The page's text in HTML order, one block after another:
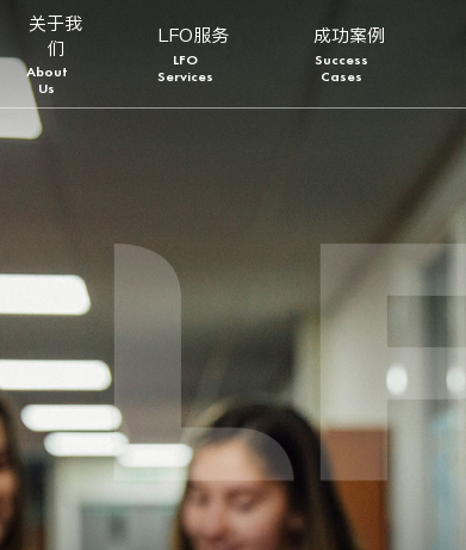
关于我
们
About
Us
LFO服务
LFO
Services
成功案例
Success
Cases